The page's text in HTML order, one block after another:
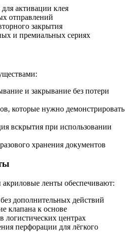
активации клея
отправлений
закрытия
и премиальных сериях
и закрывание без потери
которые нужно демонстрировать
вскрытия при использовании
хранения документов
ленты обеспечивают:
дополнительных действий
клапана к основе
центрах
перфорации для лёгкого